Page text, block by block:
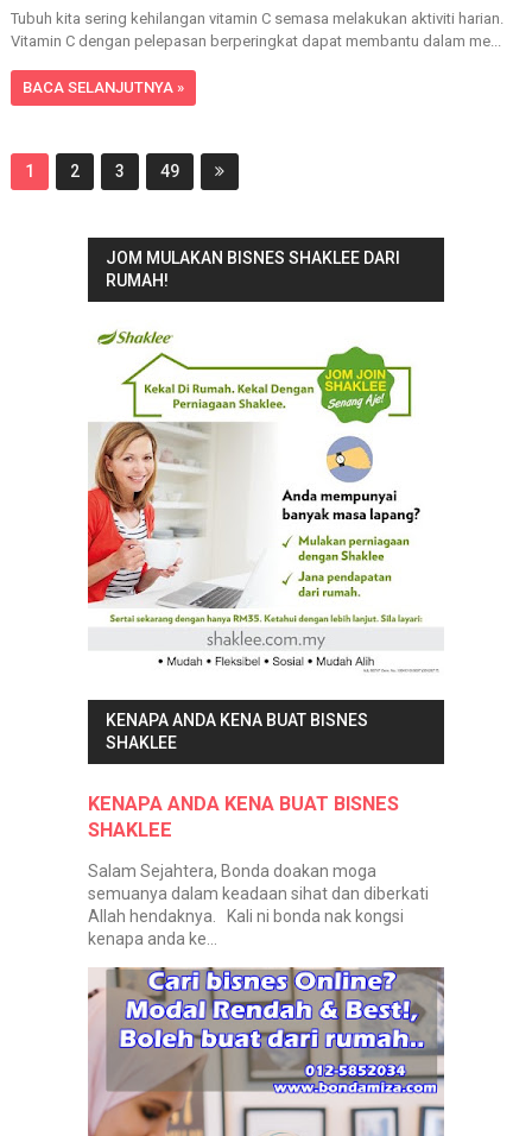
Tubuh kita sering kehilangan vitamin C semasa melakukan aktiviti harian.
Vitamin C dengan pelepasan berperingkat dapat membantu dalam me...
BACA SELANJUTNYA »
1 2 3 49
JOM MULAKAN BISNES SHAKLEE DARI
RUMAH!
KENAPA ANDA KENA BUAT BISNES
SHAKLEE
KENAPA ANDA KENA BUAT BISNES
SHAKLEE
Salam Sejahtera, Bonda doakan moga
semuanya dalam keadaan sihat dan diberkati
Allah hendaknya. Kali ni bonda nak kongsi
kenapa anda ke...